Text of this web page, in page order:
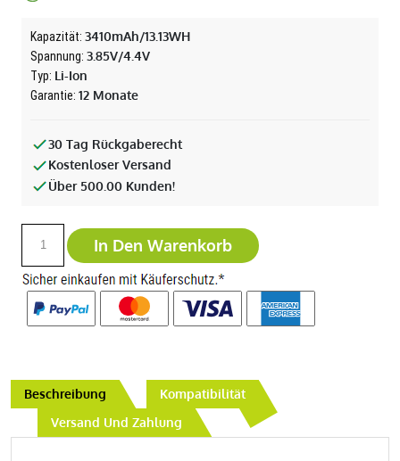
Kapazität: 3410mAh/13.13WH
Spannung: 3.85V/4.4V
Typ: Li-Ion
Garantie: 12 Monate
30 Tag Rückgaberecht
Kostenloser Versand
Über 500.00 Kunden!
In Den Warenkorb
Beschreibung
Kompatibilität
Versand Und Zahlung